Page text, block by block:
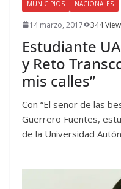
MUNICIPIOS NACIONALES
14 marzo, 2017 344
Estudiante
y Reto
mis calles”
Con “El señor de las
Guerrero Fuentes,
de la Universidad